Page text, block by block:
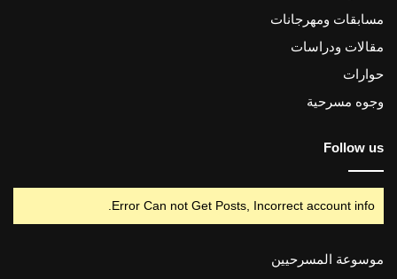
مسابقات ومهرجانات
مقالات ودراسات
حوارات
وجوه مسرحية
Follow us
Error Can not Get Posts, Incorrect account info.
موسوعة المسرحيين